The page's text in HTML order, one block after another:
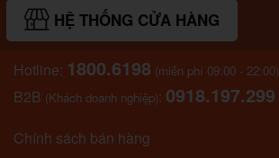
HỆ THỐNG CỬA HÀNG
Hotline: 1800.6198 (miễn phí 09:00 - 22:00)
B2B (Khách doanh nghiệp): 0918.197.299
Chính sách bán hàng